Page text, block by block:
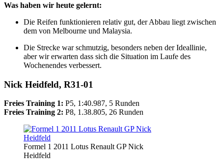
Was haben wir heute gelernt:
Die Reifen funktionieren relativ gut, der Abbau liegt zwischen
dem von Melbourne und Malaysia.
Die Strecke war schmutzig, besonders neben der Ideallinie,
aber wir erwarten dass sich die Situation im Laufe des
Wochenendes verbessert.
Nick Heidfeld, R31-01
Freies Training 1: P5, 1:40.987, 5 Runden
Freies Training 2: P8, 1.38.805, 26 Runden
Formel 1 2011 Lotus Renault GP Nick
Heidfeld